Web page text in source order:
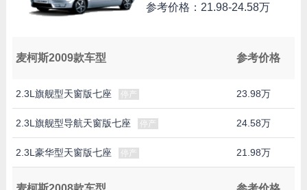
参考价格： 21.98-24.58万
麦柯斯2009款车型 参考价格
2.3L旗舰型天窗版七座 停产 23.98万
2.3L旗舰型导航天窗版七座 停产 24.58万
2.3L豪华型天窗版七座 停产 21.98万